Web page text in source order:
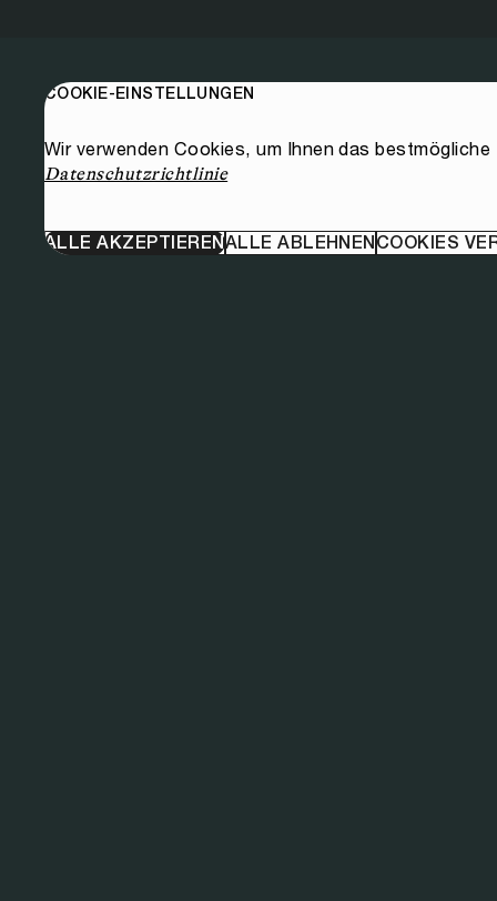
COOKIE-EINSTELLUNGEN
Wir verwenden Cookies, um Ihnen das
Datenschutzrichtlinie
ALLE AKZEPTIERENALLE ABLEHNENCOOKIES